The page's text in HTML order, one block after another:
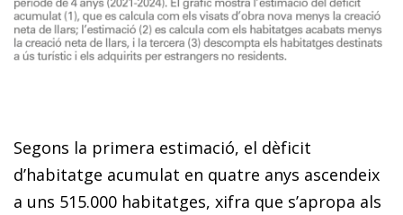
Segons la primera estimació, el dèficit
d’habitatge acumulat en quatre anys ascendeix
a uns 515.000 habitatges, xifra que s’apropa als